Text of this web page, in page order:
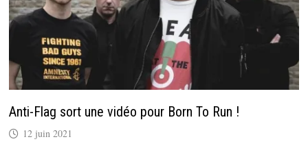
Anti-Flag sort une vidéo pour Born To Run !
12 juin 2021